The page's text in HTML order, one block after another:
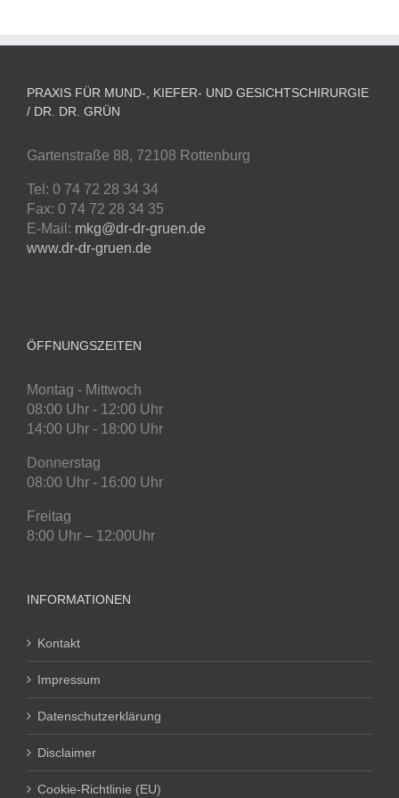
PRAXIS FÜR MUND-, KIEFER- UND GESICHTSCHIRURGIE
/ DR. DR. GRÜN
Gartenstraße 88, 72108 Rottenburg
Tel: 0 74 72 28 34 34
Fax: 0 74 72 28 34 35
E-Mail: mkg@dr-dr-gruen.de
www.dr-dr-gruen.de
ÖFFNUNGSZEITEN
Montag - Mittwoch
08:00 Uhr - 12:00 Uhr
14:00 Uhr - 18:00 Uhr
Donnerstag
08:00 Uhr - 16:00 Uhr
Freitag
8:00 Uhr – 12:00Uhr
INFORMATIONEN
Kontakt
Impressum
Datenschutzerklärung
Disclaimer
Cookie-Richtlinie (EU)